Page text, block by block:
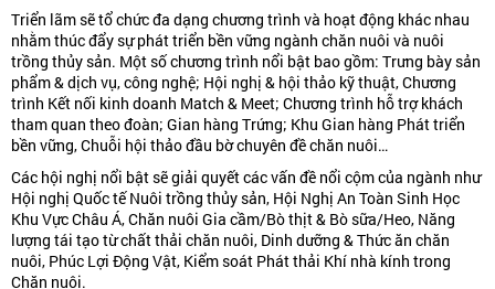
Triển lãm sẽ tổ chức đa dạng chương trình và hoạt động khác nhau
nhằm thúc đẩy sự phát triển bền vững ngành chăn nuôi và nuôi
trồng thủy sản. Một số chương trình nổi bật bao gồm: Trưng bày sản
phẩm & dịch vụ, công nghệ; Hội nghị & hội thảo kỹ thuật, Chương
trình Kết nối kinh doanh Match & Meet; Chương trình hỗ trợ khách
tham quan theo đoàn; Gian hàng Trứng; Khu Gian hàng Phát triển
bền vững, Chuỗi hội thảo đầu bờ chuyên đề chăn nuôi…
Các hội nghị nổi bật sẽ giải quyết các vấn đề nổi cộm của ngành như
Hội nghị Quốc tế Nuôi trồng thủy sản, Hội Nghị An Toàn Sinh Học
Khu Vực Châu Á, Chăn nuôi Gia cầm/Bò thịt & Bò sữa/Heo, Năng
lượng tái tạo từ chất thải chăn nuôi, Dinh dưỡng & Thức ăn chăn
nuôi, Phúc Lợi Động Vật, Kiểm soát Phát thải Khí nhà kính trong
Chăn nuôi.